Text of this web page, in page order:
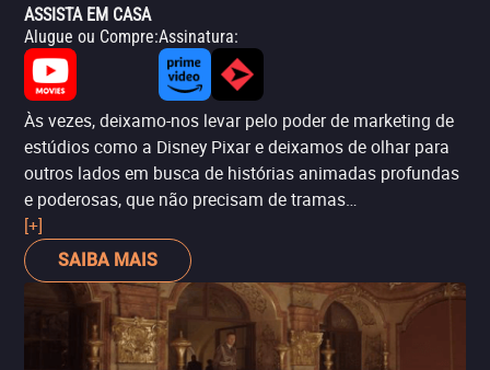
ASSISTA EM CASA
Alugue ou Compre:Assinatura:
Às vezes, deixamo-nos levar pelo poder de marketing de
estúdios como a Disney Pixar e deixamos de olhar para
outros lados em busca de histórias animadas profundas
e poderosas, que não precisam de tramas
excessivamente complexas para emocionar. Este é o
caso deMeu Amigo Robô
francesa dirigida por Pablo Berger (do filme espanhol
Branca de Neve de 2012), baseada na novela gráfica
Robot Dreamsde Sara Varon. Ambientada em Nova York
durante os anos 80, a história segue Dog, cuja vida
[+]
SAIBA MAIS